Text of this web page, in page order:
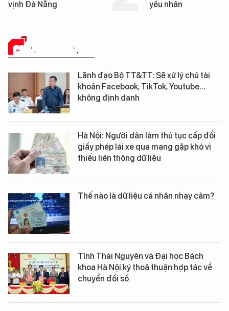
yếu nhân
Washington
CHÍNH QUYỀN SỐ
Lãnh đạo Bộ TT&TT: Sẽ xử lý chủ tài
khoản Facebook, TikTok, Youtube...
không định danh
Hà Nội: Người dân làm thủ tục cấp đổi
giấy phép lái xe qua mạng gặp khó vì
thiếu liên thông dữ liệu
Thế nào là dữ liệu cá nhân nhạy cảm?
Tỉnh Thái Nguyên và Đại học Bách
khoa Hà Nội ký thoả thuận hợp tác về
chuyển đổi số